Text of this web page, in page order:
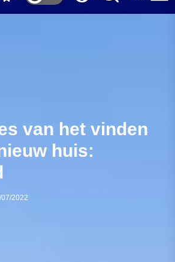
van het vinden
huis:
07/2022